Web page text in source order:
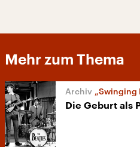
Mehr zum Thema
„Swinging
Die Geburt als